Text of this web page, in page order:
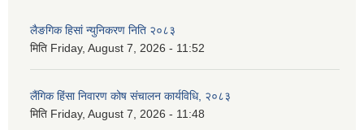
लैङगिक हिसां न्युनिकरण निति २०८३
मिति Friday, August 7, 2026 - 11:52
लैंगिक हिंसा निवारण कोष संचालन कार्यविधि, २०८३
मिति Friday, August 7, 2026 - 11:48